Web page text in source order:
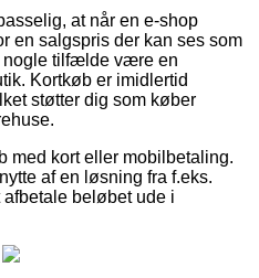
at når en e-shop
en salgspris der kan ses som
nogle tilfælde være en
Kortkøb er imidlertid
støtter dig som køber
med kort eller mobilbetaling.
af en løsning fra f.eks.
beløbet ude i